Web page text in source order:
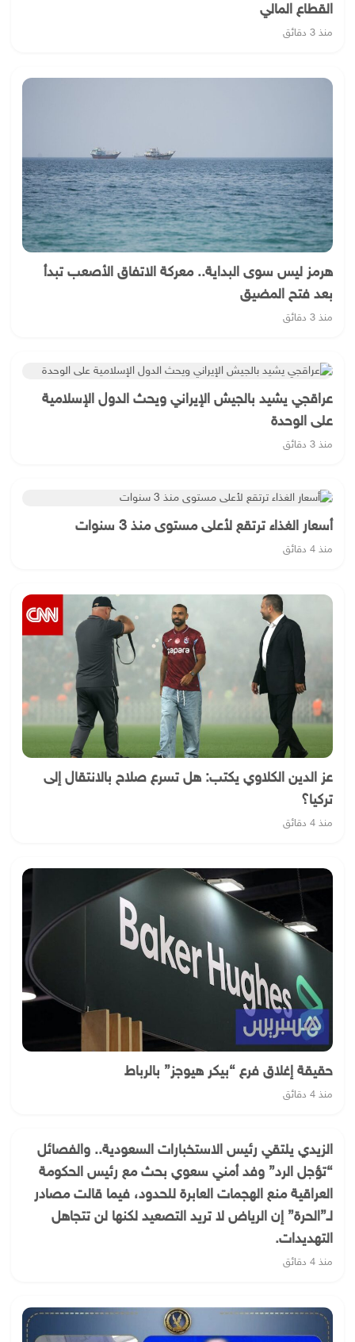
القطاع المالي
منذ 3 دقائق
هرمز ليس سوى البداية.. معركة الاتفاق الأصعب تبدأ
بعد فتح المضيق
منذ 3 دقائق
عراقجي يشيد بالجيش الإيراني ويحث الدول الإسلامية
على الوحدة
منذ 3 دقائق
أسعار الغذاء ترتقع لأعلى مستوى منذ 3 سنوات
منذ 4 دقائق
عز الدين الكلاوي يكتب: هل تسرع صلاح بالانتقال إلى
تركيا؟
منذ 4 دقائق
حقيقة إغلاق فرع “بيكر هيوجز” بالرباط
منذ 4 دقائق
الزيدي يلتقي رئيس الاستخبارات السعودية.. والفصائل
“تؤجل الرد” وفد أمني سعوي بحث مع رئيس الحكومة
العراقية منع الهجمات العابرة للحدود، فيما قالت مصادر
لـ”الحرة” إن الرياض لا تريد التصعيد لكنها لن تتجاهل
التهديدات.
منذ 4 دقائق